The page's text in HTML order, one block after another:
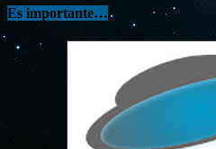
Es importante…